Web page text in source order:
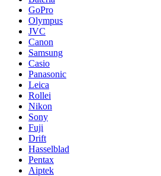
GoPro
Olympus
JVC
Canon
Samsung
Casio
Panasonic
Leica
Rollei
Nikon
Sony
Fuji
Drift
Hasselblad
Pentax
Aiptek